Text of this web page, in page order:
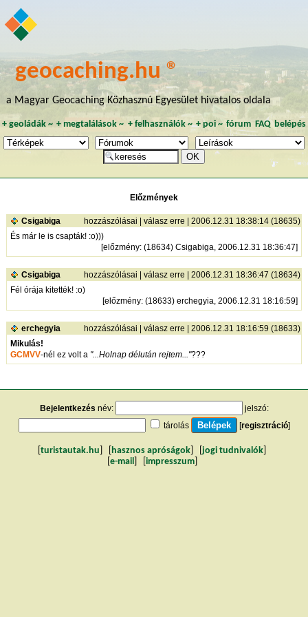
geocaching.hu ®
a Magyar Geocaching Közhasznú Egyesület hivatalos oldala
+ geoládák~ +megtalálások ~ + felhasználók~ + poi~ fórum FAQ belépés
Előzmények
Csigabiga hozzászólásai | válasz erre | 2006.12.31 18:38:14 (18635)
És már le is csapták! :o)))
[előzmény: (18634) Csigabiga, 2006.12.31 18:36:47]
Csigabiga hozzászólásai | válasz erre | 2006.12.31 18:36:47 (18634)
Fél órája kitették! :o)
[előzmény: (18633) erchegyia, 2006.12.31 18:16:59]
erchegyia hozzászólásai | válasz erre | 2006.12.31 18:16:59 (18633)
Mikulás!
GCMVV-nél ez volt a "...Holnap délután rejtem..."???
Bejelentkezés név:
jelszó:
tárolás
[regisztráció]
turistautak.hu hasznos apróságok jogi tudnivalók
e-mail impresszum]